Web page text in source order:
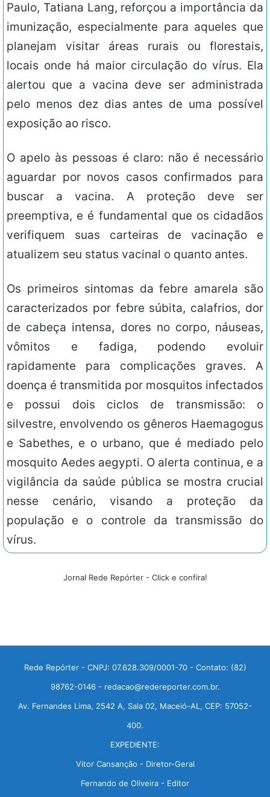
Paulo, Tatiana Lang, reforçou a importância da
imunização, especialmente para aqueles que
planejam visitar áreas rurais ou florestais,
locais onde há maior circulação do vírus. Ela
alertou que a vacina deve ser administrada
pelo menos dez dias antes de uma possível
exposição ao risco.
O apelo às pessoas é claro: não é necessário
aguardar por novos casos confirmados para
buscar a vacina. A proteção deve ser
preemptiva, e é fundamental que os cidadãos
verifiquem suas carteiras de vacinação e
atualizem seu status vacinal o quanto antes.
Os primeiros sintomas da febre amarela são
caracterizados por febre súbita, calafrios, dor
de cabeça intensa, dores no corpo, náuseas,
vômitos e fadiga, podendo evoluir
rapidamente para complicações graves. A
doença é transmitida por mosquitos infectados
e possui dois ciclos de transmissão: o
silvestre, envolvendo os gêneros Haemagogus
e Sabethes, e o urbano, que é mediado pelo
mosquito Aedes aegypti. O alerta continua, e a
vigilância da saúde pública se mostra crucial
nesse cenário, visando a proteção da
população e o controle da transmissão do
vírus.
Jornal Rede Repórter - Click e confira!
Rede Repórter - CNPJ: 07.628.309/0001-70 - Contato: (82)
98762-0146 - redacao@redereporter.com.br.
Av. Fernandes Lima, 2542 A, Sala 02, Maceió-AL, CEP: 57052-
400.
EXPEDIENTE:
Vitor Cansanção - Diretor-Geral
Fernando de Oliveira - Editor